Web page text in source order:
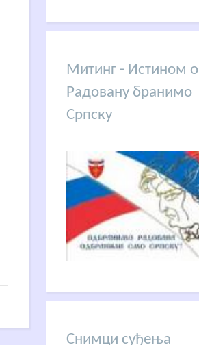
Митинг - Истином о
Радовану бранимо
Српску
Снимци суђења